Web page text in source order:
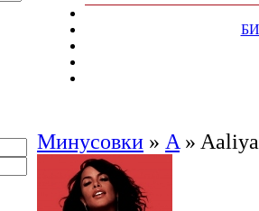
Минусовки » A »